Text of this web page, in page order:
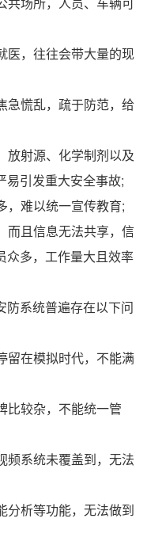
医，往往会带大量的现
急慌乱，疏于防范，给
放射源、化学制剂以及
易引发重大安全事故;
，难以统一宣传教育;
而且信息无法共享，信
众多，工作量大且效率
系统普遍存在以下问
留在模拟时代，不能满
比较杂，不能统一管
频系统未覆盖到，无法
分析等功能，无法做到